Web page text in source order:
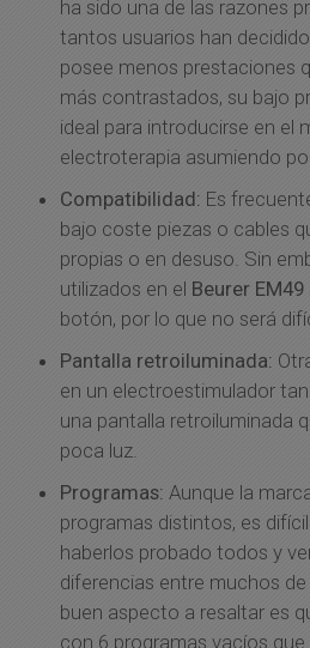
ha sido una de las razones
tantos usuarios han
posee menos prestaciones
más contrastados, su bajo
ideal para introducirse en el
electroterapia asumiendo
Compatibilidad: Es
bajo coste piezas o cables
propias o en desuso. Sin
utilizados en el Beurer EM49
botón, por lo que no será
Pantalla retroiluminada:
en un electroestimulador
una pantalla retroiluminada
poca luz.
Programas: Aunque la
programas distintos, es
haberlos probado todos y
diferencias entre muchos
buen aspecto a resaltar es
con 6 programas vacíos que